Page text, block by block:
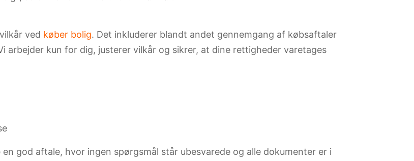
ved køber bolig. Det inkluderer blandt andet gennemgang af købsaftaler
arbejder kun for dig, justerer vilkår og sikrer, at dine rettigheder varetages
god aftale, hvor ingen spørgsmål står ubesvarede og alle dokumenter er i